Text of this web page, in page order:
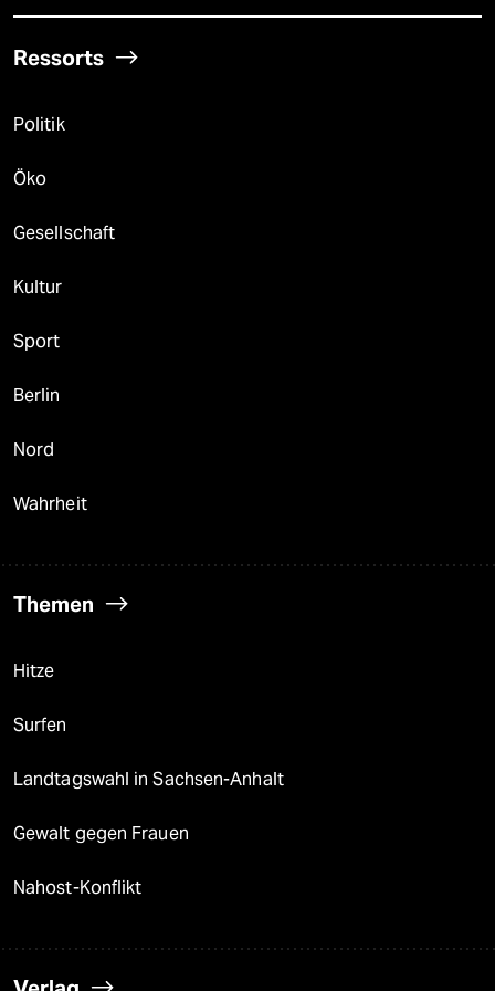
Ressorts
Politik
Öko
Gesellschaft
Kultur
Sport
Berlin
Nord
Wahrheit
Themen
Hitze
Surfen
Landtagswahl in Sachsen-Anhalt
Gewalt gegen Frauen
Nahost-Konflikt